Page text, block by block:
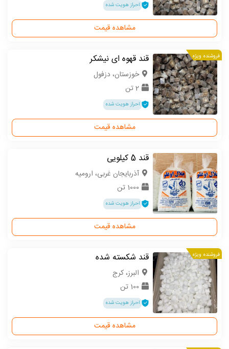
احراز هویت شده
مشاهده قیمت
فروشنده ویژه قند قهوه ای نیشکر
خوزستان، دزفول
2 تن
احراز هویت شده
مشاهده قیمت
قند 5 کیلویی
آذربایجان غربی، ارومیه
1000 تن
احراز هویت شده
مشاهده قیمت
فروشنده ویژه قند شکسته شده
البرز، کرج
100 تن
احراز هویت شده
مشاهده قیمت